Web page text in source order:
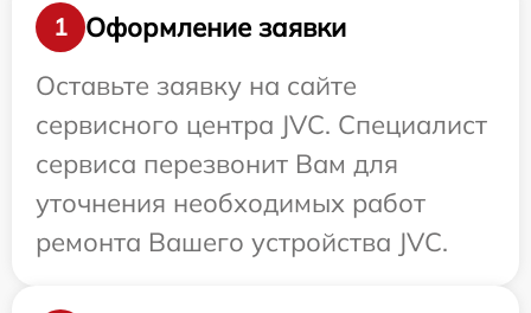
1
Оформление заявки
Оставьте заявку на сайте
сервисного центра JVC. Специалист
сервиса перезвонит Вам для
уточнения необходимых работ
ремонта Вашего устройства JVC.